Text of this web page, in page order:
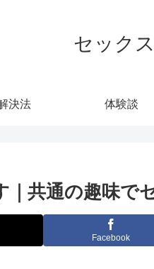
セック
決法 体験談
｜共通の趣味で
Facebook